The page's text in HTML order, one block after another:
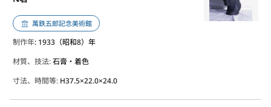
萬鉄五郎記念美術館
制作年: 1933（昭和8）年
材質、技法:石膏・着色
寸法、時間等: H37.5×22.0×24.0